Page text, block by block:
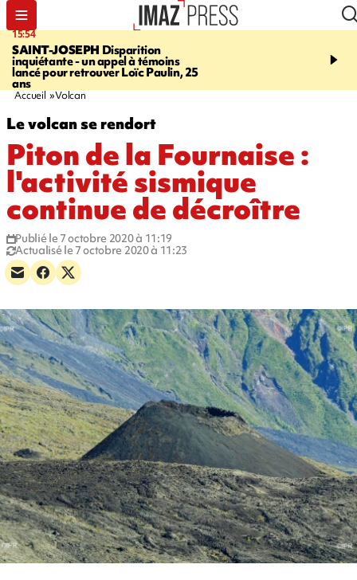
15:54
SAINT-JOSEPH Disparition
inquiétante - un appel à témoins
lancé pour retrouver Loïc Paulin, 25
ans
17:52
dimanche pour
Accueil Volcan
Le volcan se rendort
Piton de la Fournaise :
l'activité sismique
continue de décroître
Publié le 7 octobre 2020 à 11:19
Actualisé le 7 octobre 2020 à 11:23